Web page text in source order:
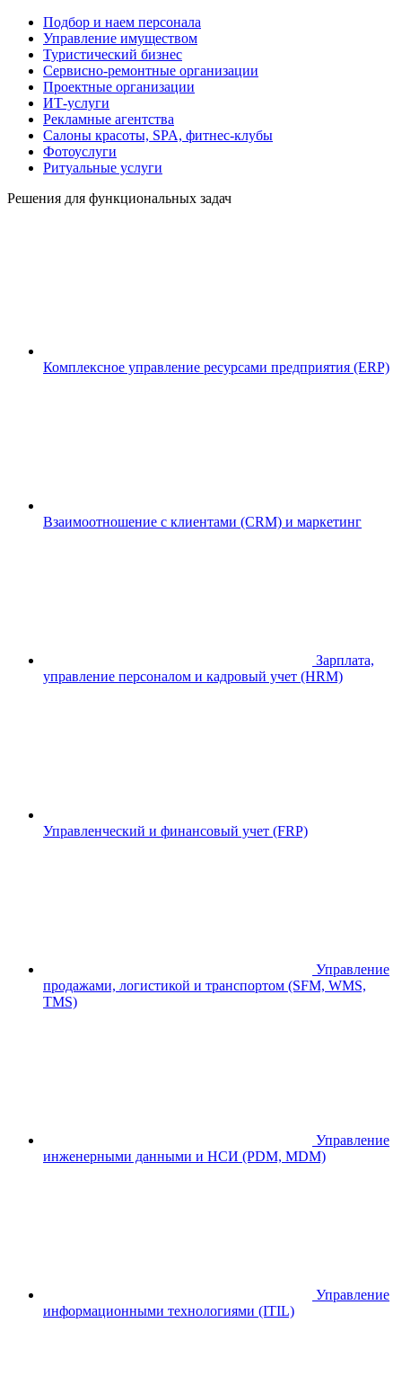
Подбор и наем персонала
Управление имуществом
Туристический бизнес
Сервисно-ремонтные организации
Проектные организации
ИТ-услуги
Рекламные агентства
Салоны красоты, SPA, фитнес-клубы
Фотоуслуги
Ритуальные услуги
Решения для функциональных задач
Комплексное управление ресурсами предприятия (ERP)
Взаимоотношение с клиентами (CRM) и маркетинг
Зарплата,
управление персоналом и кадровый учет (HRM)
Управленческий и финансовый учет (FRP)
Управление
продажами, логистикой и транспортом (SFM, WMS,
TMS)
Управление
инженерными данными и НСИ (PDM, MDM)
Управление
информационными технологиями (ITIL)